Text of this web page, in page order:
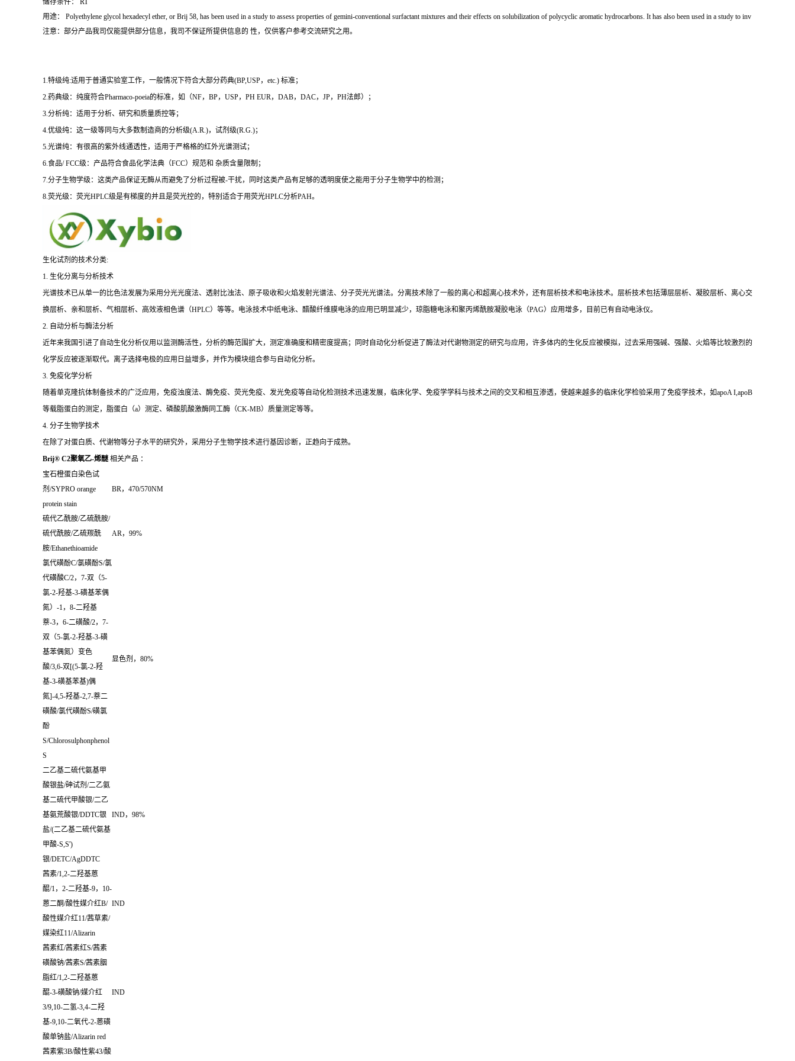
储存条件： RT
用途： Polyethylene glycol hexadecyl ether, or Brij 58, has been used in a study to assess properties of gemini-conventional surfactant mixtures and their effects on solubilization of polycyclic aromatic hydrocarbons. It has also been used in a study to inv
注意：部分产品我司仅能提供部分信息，我司不保证所提供信息的 性，仅供客户参考交流研究之用。
1.特级纯:适用于普通实验室工作，一般情况下符合大部分药典(BP,USP，etc.) 标准；
2.药典级：纯度符合Pharmaco-poeia的标准，如（NF，BP，USP，PH EUR，DAB，DAC，JP，PH法郎）；
3.分析纯：适用于分析、研究和质量质控等；
4.优级纯：这一级等同与大多数制造商的分析级(A.R.)，试剂级(R.G.)；
5.光谱纯：有很高的紫外线通透性，适用于严格格的红外光谱测试；
6.食品/ FCC级：产品符合食品化学法典（FCC）规范和 杂质含量限制；
7.分子生物学级：这类产品保证无酶从而避免了分析过程被-干扰，同时这类产品有足够的透明度使之能用于分子生物学中的检测；
8.荧光级：荧光HPLC级是有梯度的并且是荧光控的，特别适合于用荧光HPLC分析PAH。
生化试剂的技术分类:
1. 生化分离与分析技术
光谱技术已从单一的比色法发展为采用分光光度法、透射比浊法、原子吸收和火焰发射光谱法、分子荧光光谱法。分离技术除了一般的离心和超离心技术外，还有层析技术和电泳技术。层析技术包括薄层层析、凝胶层析、离心交
换层析、亲和层析、气相层析、高效液相色谱（HPLC）等等。电泳技术中纸电泳、醋酸纤维膜电泳的应用已明显减少，琼脂糖电泳和聚丙烯酰胺凝胶电泳（PAG）应用增多，目前已有自动电泳仪。
2. 自动分析与酶法分析
近年来我国引进了自动生化分析仪用以监测酶活性，分析的酶范围扩大，测定准确度和精密度提高；同时自动化分析促进了酶法对代谢物测定的研究与应用，许多体内的生化反应被模拟，过去采用强碱、强酸、火焰等比较激烈的
化学反应被逐渐取代。离子选择电极的应用日益增多，并作为模块组合参与自动化分析。
3. 免疫化学分析
随着单克隆抗体制备技术的广泛应用，免疫浊度法、酶免疫、荧光免疫、发光免疫等自动化检测技术迅速发展，临床化学、免疫学学科与技术之间的交叉和相互渗透，使越来越多的临床化学检验采用了免疫学技术，如apoA I,apoB
等载脂蛋白的测定，脂蛋白（a）测定、磷酸肌酸激酶同工酶（CK-MB）质量测定等等。
4. 分子生物学技术
在除了对蛋白质、代谢物等分子水平的研究外，采用分子生物学技术进行基因诊断，正趋向于成熟。
Brij® C2聚氧乙-烯醚相关产品 ：
宝石橙蛋白染色试
剂 /SYPRO orange
protein stain
BR， 470/570NM
硫代乙酰胺/乙硫酰胺/
硫代酰胺/乙硫羰酰
胺/Ethanethioamide
AR， 99%
氯代磺酚C/氯磺酚S/氯
代磺酸C/2， 7-双（5-
氯-2-羟基-3-磺基苯偶
氮） -1， 8-二羟基
萘-3，6-二磺酸/2，7-
双（5-氯-2-羟基-3-磺
基苯偶氮）变色
酸/3,6-双[(5-氯-2-羟
基-3-磺基苯基)偶
氮]-4,5-羟基-2,7-萘二
磺酸/氯代磺酚S/磺氯
酚
S/Chlorosulphonphenol
S
显色剂， 80%
二乙基二硫代氨基甲
酸银盐/砷试剂 /二乙氨
基二硫代甲酸银/二乙
基氨荒酸银/DDTC银
盐/(二乙基二硫代氨基
甲酸-S,S')
银/DETC/AgDDTC
IND， 98%
茜素/1,2-二羟基蒽
醌/1，2-二羟基-9，10-
蒽二酮/酸性媒介红B/
酸性媒介红11/茜草素/
媒染红11/Alizarin
IND
茜素红/茜素红S/茜素
磺酸钠/茜素S/茜素胭
脂红/1,2-二羟基蒽
醌-3-磺酸钠/媒介红
3/9,10-二氢-3,4-二羟
基-9,10-二氧代-2-蒽磺
酸单钠盐/Alizarin red
IND
茜素紫3B/酸性紫43/酸